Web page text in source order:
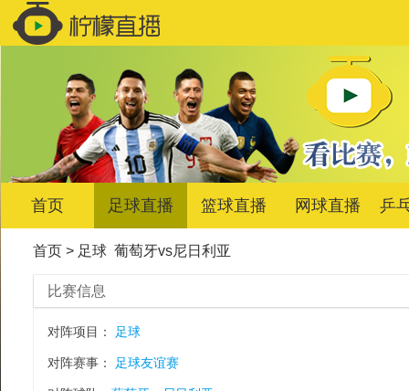
首页 足球直播 篮球直播 网球直播 乒
首页> 足球 葡萄牙vs尼日利亚
比赛信息
对阵项目： 足球
对阵赛事： 足球友谊赛